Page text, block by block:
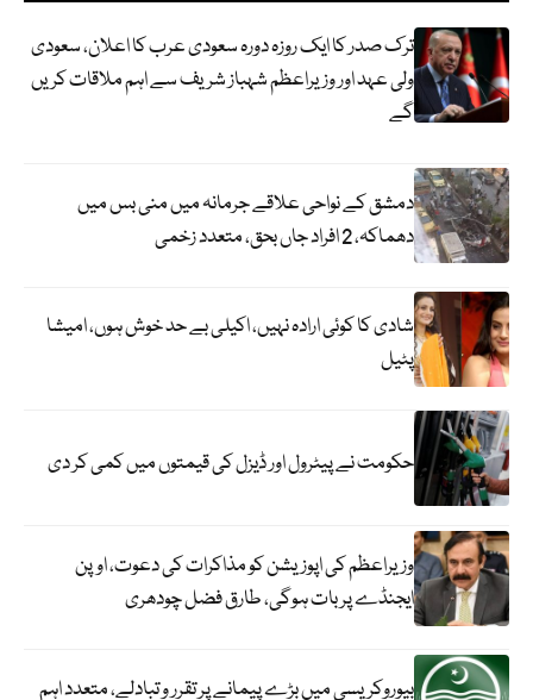
ترک صدر کا ایک روزہ دورہ سعودی عرب کا اعلان، سعودی
ولی عہد اور وزیراعظم شہباز شریف سے اہم ملاقات کریں
گے
دمشق کے نواحی علاقے جرمانہ میں منی بس میں
دھماکہ، 2 افراد جاں بحق، متعدد زخمی
شادی کا کوئی ارادہ نہیں، اکیلی بے حد خوش ہوں، امیشا
پٹیل
حکومت نے پیٹرول اور ڈیزل کی قیمتوں میں کمی کر دی
وزیراعظم کی اپوزیشن کو مذاکرات کی دعوت، اوپن
ایجنڈے پر بات ہوگی، طارق فضل چودھری
بیوروکریسی میں بڑے پیمانے پر تقرر و تبادلے، متعدد اہم